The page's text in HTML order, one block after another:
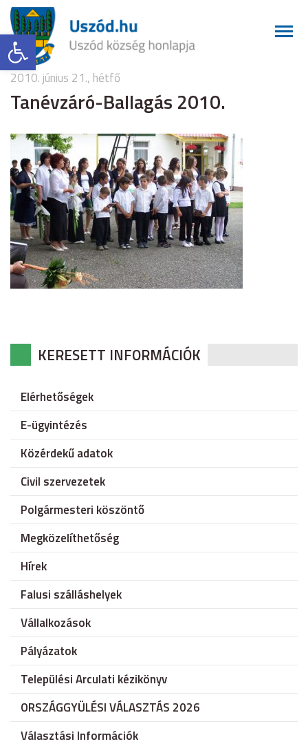
Eszköztár megnyitása
2010. június 21., hétfő
Tanévzáró-Ballagás 2010.
KERESETT INFORMÁCIÓK
Elérhetőségek
E-ügyintézés
Közérdekű adatok
Civil szervezetek
Polgármesteri köszöntő
Megközelíthetőség
Hírek
Falusi szálláshelyek
Vállalkozások
Pályázatok
Települési Arculati kézikönyv
ORSZÁGGYÜLÉSI VÁLASZTÁS 2026
Választási Információk